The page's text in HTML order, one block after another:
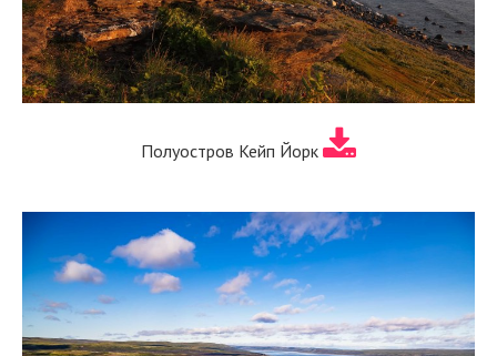
Полуостров Кейп Йорк